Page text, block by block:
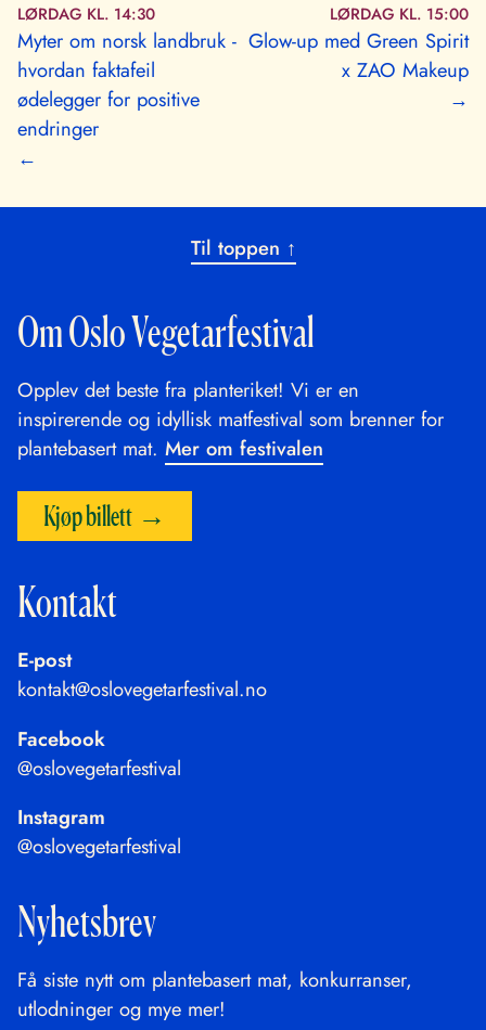
LØRDAG KL. 14:30
Myter om norsk landbruk -
hvordan faktafeil
ødelegger for positive
endringer
←
LØRDAG KL. 15:00
Glow-up med Green Spirit
x ZAO Makeup
→
Til toppen ↑
Om Oslo Vegetarfestival
Opplev det beste fra planteriket! Vi er en
inspirerende og idyllisk matfestival som brenner for
plantebasert mat. Mer om festivalen
Kjøp billett
Kontakt
E-post
kontakt@oslovegetarfestival.no
Facebook
@oslovegetarfestival
Instagram
@oslovegetarfestival
Nyhetsbrev
Få siste nytt om plantebasert mat, konkurranser,
utlodninger og mye mer!